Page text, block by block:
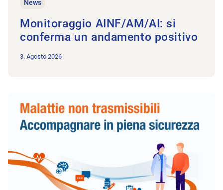
News
Monitoraggio AINF/AM/AI: si
conferma un andamento positivo
3. Agosto 2026